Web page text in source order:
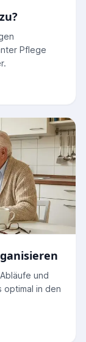
Pflege
und
optimal in den